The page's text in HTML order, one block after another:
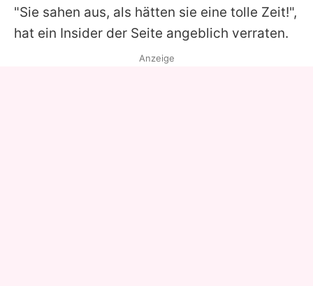
"Sie sahen aus, als hätten sie eine tolle Zeit!",
hat ein Insider der Seite angeblich verraten.
Anzeige